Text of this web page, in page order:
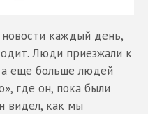
каждый день,
Люди приезжали к
а еще больше людей
где он, пока были
видел, как мы